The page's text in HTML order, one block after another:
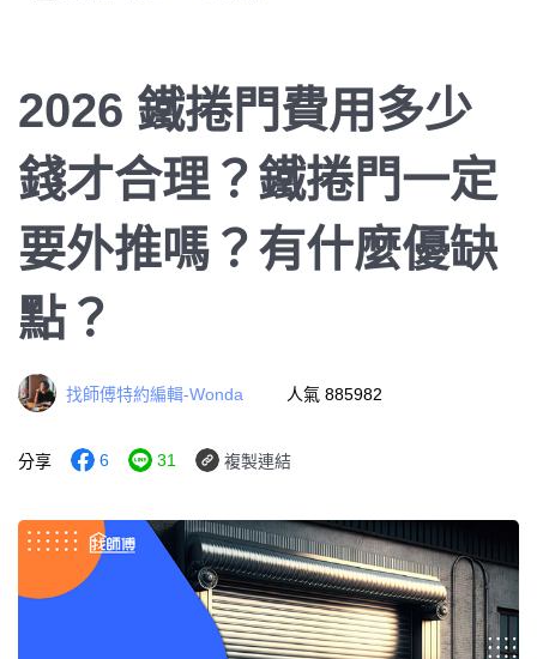
2026 鐵捲門費用多少
錢才合理？鐵捲門一定
要外推嗎？有什麼優缺
點？
找師傅特約編輯-Wonda 人氣 885982
分享 6 31 複製連結